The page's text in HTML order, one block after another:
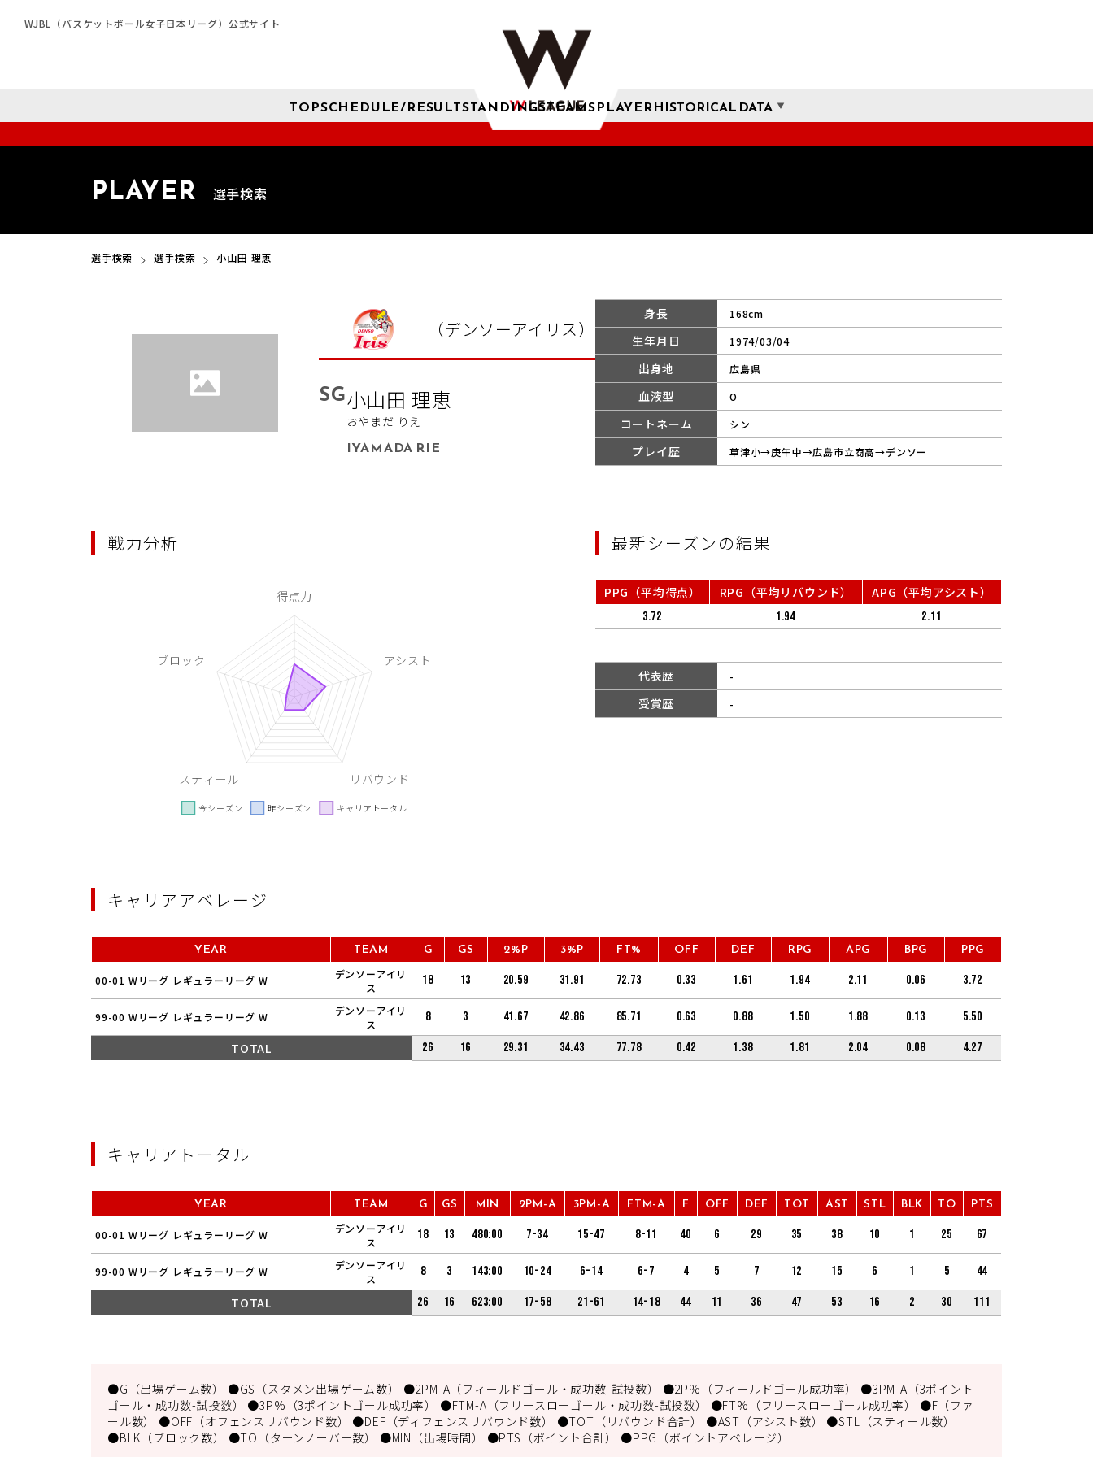
WJBL（バスケットボール女子日本リーグ）公式サイト
TOPSCHEDULE/RESULTSTANDINGSTEAMSPLAYERHISTORICAL DATA
PLAYER 選手検索
選手検索 選手検索 小山田 理恵
（デンソーアイリス）
SG小山田 理恵
おやまだ りえ
IYAMADA RIE
身長 168cm
生年月日 1974/03/04
出身地 広島県
血液型 O
コートネーム シン
プレイ歴 草津小→庚午中→広島市立商高→デンソー
戦力分析 最新シーズンの結果
PPG（平均得点） RPG（平均リバウンド） APG（平均アシスト）
3.72 1.94 2.11
代表歴 -
受賞歴 -
キャリアアベレージ
YEAR TEAM G GS 2%P 3%P FT% OFF DEF RPG APG BPG PPG
00-01 Wリーグ レギュラーリーグ W
デンソーアイリ
ス
18 13 20.59 31.91 72.73 0.33 1.61 1.94 2.11 0.06 3.72
99-00 Wリーグ レギュラーリーグ W
デンソーアイリ
ス
8 3 41.67 42.86 85.71 0.63 0.88 1.50 1.88 0.13 5.50
TOTAL 26 16 29.31 34.43 77.78 0.42 1.38 1.81 2.04 0.08 4.27
キャリアトータル
YEAR TEAM G GS MIN 2PM-A 3PM-A FTM-A F OFF DEF TOT AST STL BLK TO PTS
00-01 Wリーグ レギュラーリーグ W
デンソーアイリ
ス
18 13 480:00 7-34 15-47 8-11 40 6 29 35 38 10 1 25 67
99-00 Wリーグ レギュラーリーグ W
デンソーアイリ
ス
8 3 143:00 10-24 6-14 6-7 4 5 7 12 15 6 1 5 44
TOTAL 26 16 623:00 17-58 21-61 14-18 44 11 36 47 53 16 2 30 111
●G（出場ゲーム数） ●GS（スタメン出場ゲーム数） ●2PM-A（フィールドゴール・成功数-試投数） ●2P%（フィールドゴール成功率） ●3PM-A（3ポイント
ゴール・成功数-試投数） ●3P%（3ポイントゴール成功率） ●FTM-A（フリースローゴール・成功数-試投数） ●FT%（フリースローゴール成功率） ●F（ファ
ール数） ●OFF（オフェンスリバウンド数） ●DEF（ディフェンスリバウンド数） ●TOT（リバウンド合計） ●AST（アシスト数） ●STL（スティール数）
●BLK（ブロック数） ●TO（ターンノーバー数） ●MIN（出場時間） ●PTS（ポイント合計） ●PPG（ポイントアベレージ）